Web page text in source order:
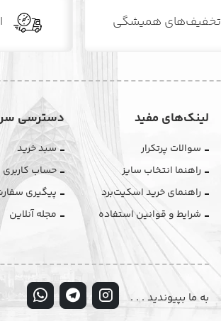
تخفیف‌های همیشگی
لینک‌های مفید
سوالات پرتکرار
راهنما انتخاب سایز
راهنمای خرید اسکیت‌برد
شرایط و قوانین استفاده
دسترسی
سبد خرید
حساب کاربری
پیگیری
مجله آنلاین
به ما بپیوندید . . .